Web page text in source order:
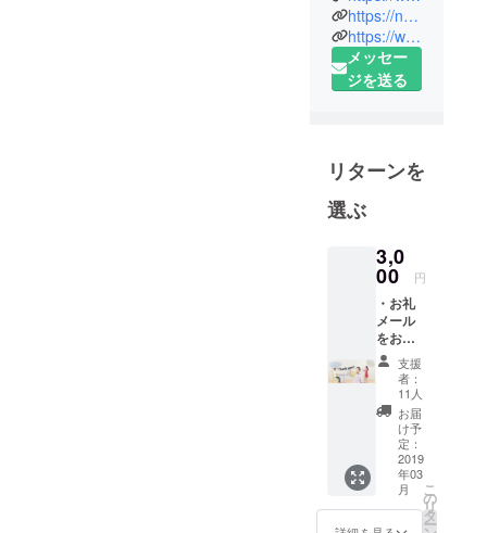
「クリエイ
ティブ教
育」で未来
を自分で創
業の楽しさ"
を学び、考
える力とア
力を育む ―
知識の価値
がなくな
り、技術や
スキルは数
年後には過
去のものと
なる時代。
これからの
未来に必要
不可欠で普
https://note.mu/wisekidslab
https://wisekidslab.thebase.in
メッセー
ジを送る
リターンを
選ぶ
3,0
00 円
・お礼
メール
をお送
りいた
しま
す。
支援
者：
11人
お届
け予
定：
2019
年03
月
こ
の
リ
タ
ー